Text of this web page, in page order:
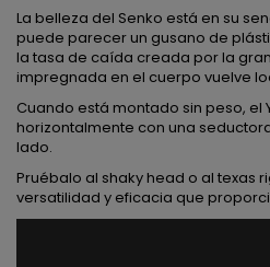
La belleza del Senko está en su
puede parecer un gusano de
la tasa de caída creada por la
impregnada en el cuerpo vuelve
Cuando está montado sin peso, el
horizontalmente con una
lado.
Pruébalo al shaky head o al texas
versatilidad y eficacia que